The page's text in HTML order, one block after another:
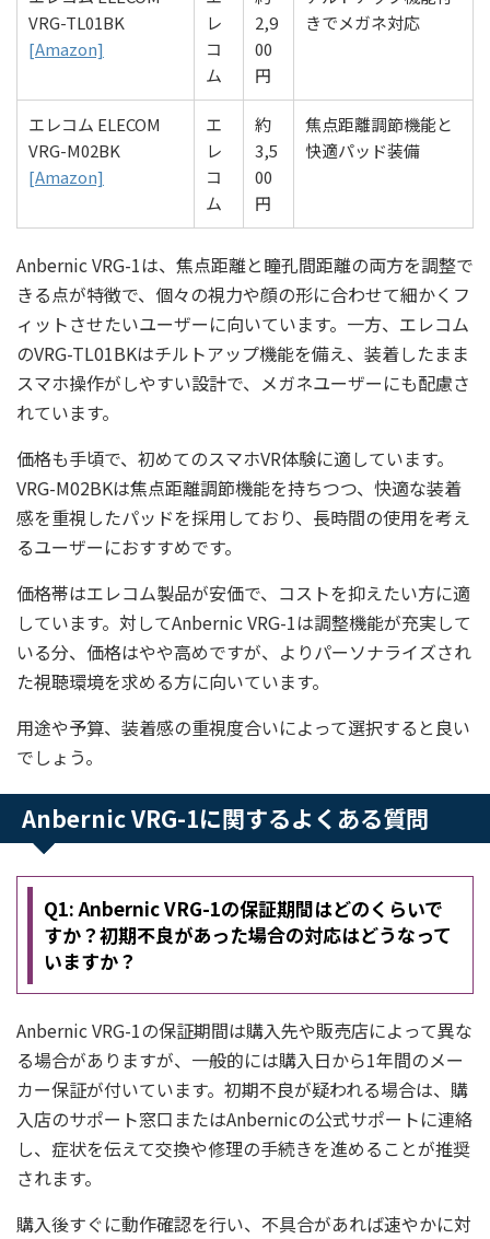
VRG-TL01BK
[Amazon]
レ
コ
ム
2,9
00
円
きでメガネ対応
エレコム ELECOM
VRG-M02BK
[Amazon]
エ
レ
コ
ム
約
3,5
00
円
焦点距離調節機能と
快適パッド装備
Anbernic VRG-1は、焦点距離と瞳孔間距離の両方を調整で
きる点が特徴で、個々の視力や顔の形に合わせて細かくフ
ィットさせたいユーザーに向いています。一方、エレコム
のVRG-TL01BKはチルトアップ機能を備え、装着したまま
スマホ操作がしやすい設計で、メガネユーザーにも配慮さ
れています。
価格も手頃で、初めてのスマホVR体験に適しています。
VRG-M02BKは焦点距離調節機能を持ちつつ、快適な装着
感を重視したパッドを採用しており、長時間の使用を考え
るユーザーにおすすめです。
価格帯はエレコム製品が安価で、コストを抑えたい方に適
しています。対してAnbernic VRG-1は調整機能が充実して
いる分、価格はやや高めですが、よりパーソナライズされ
た視聴環境を求める方に向いています。
用途や予算、装着感の重視度合いによって選択すると良い
でしょう。
Anbernic VRG-1に関するよくある質問
Q1: Anbernic VRG-1の保証期間はどのくらいで
すか？初期不良があった場合の対応はどうなって
いますか？
Anbernic VRG-1の保証期間は購入先や販売店によって異な
る場合がありますが、一般的には購入日から1年間のメー
カー保証が付いています。初期不良が疑われる場合は、購
入店のサポート窓口またはAnbernicの公式サポートに連絡
し、症状を伝えて交換や修理の手続きを進めることが推奨
されます。
購入後すぐに動作確認を行い、不具合があれば速やかに対